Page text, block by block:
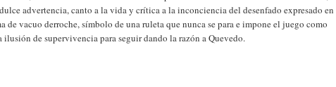
advertencia, canto a la vida y crítica a la inconciencia del desenfado expresado en
de vacuo derroche, símbolo de una ruleta que nunca se para e impone el juego como
ilusión de supervivencia para seguir dando la razón a Quevedo.